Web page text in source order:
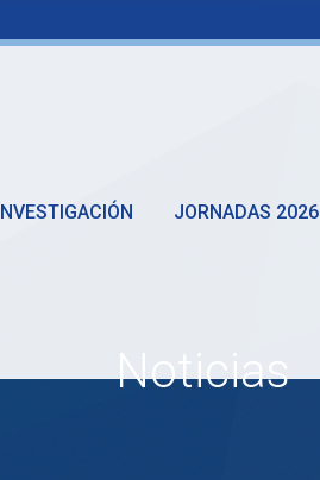
JORNADAS 2026
Noticias